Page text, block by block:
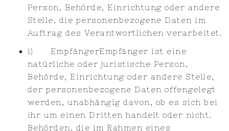
Person, Behörde, Einrichtung oder andere
Stelle, die personenbezogene Daten im
Auftrag des Verantwortlichen verarbeitet.
i) EmpfängerEmpfänger ist eine
natürliche oder juristische Person,
Behörde, Einrichtung oder andere Stelle,
der personenbezogene Daten offengelegt
werden, unabhängig davon, ob es sich bei
ihr um einen Dritten handelt oder nicht.
Behörden, die im Rahmen eines